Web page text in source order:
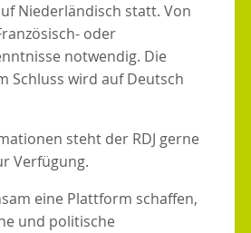
Niederländisch statt. Von
oder
notwendig. Die
Schluss wird auf Deutsch
steht der RDJ gerne
Verfügung.
eine Plattform schaffen,
und politische